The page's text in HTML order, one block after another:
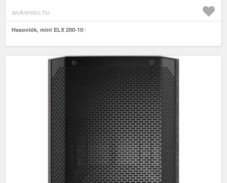
arukereso.hu
Hasonlók, mint ELX 200-10